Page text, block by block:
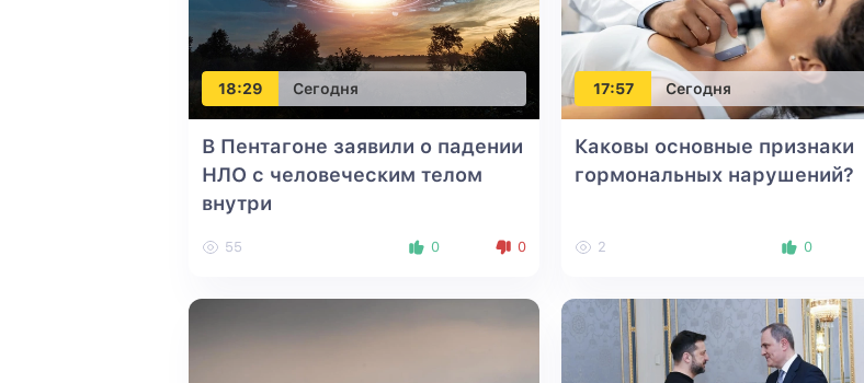
18:29 Сегодня
В Пентагоне заявили о падении
НЛО с человеческим телом
внутри
55 0 0
17:57 Сегодня
Каковы основные признаки
гормональных нарушений?
2 0